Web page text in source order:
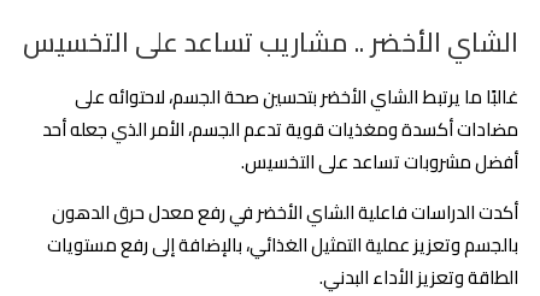
الشاي الأخضر .. مشاريب تساعد على التخسيس
غالبًا ما يرتبط الشاي الأخضر بتحسين صحة الجسم، لاحتوائه على
مضادات أكسدة ومغذيات قوية تدعم الجسم، الأمر الذي جعله أحد
أفضل مشروبات تساعد على التخسيس.
أكدت الدراسات فاعلية الشاي الأخضر في رفع معدل حرق الدهون
بالجسم وتعزيز عملية التمثيل الغذائي، بالإضافة إلى رفع مستويات
الطاقة وتعزيز الأداء البدني.